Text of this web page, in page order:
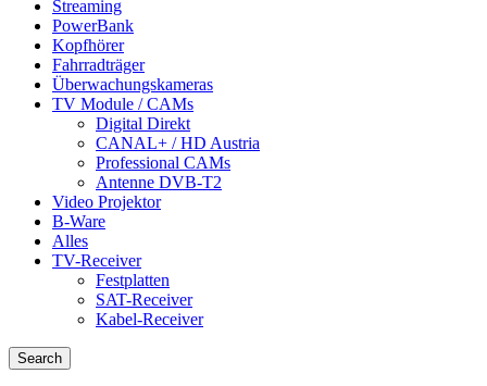
Streaming
PowerBank
Kopfhörer
Fahrradträger
Überwachungskameras
TV Module / CAMs
Digital Direkt
CANAL+ / HD Austria
Professional CAMs
Antenne DVB-T2
Video Projektor
B-Ware
Alles
TV-Receiver
Festplatten
SAT-Receiver
Kabel-Receiver
Search